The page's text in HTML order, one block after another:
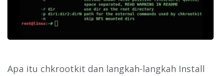
Apa itu chkrootkit dan langkah-langkah Install